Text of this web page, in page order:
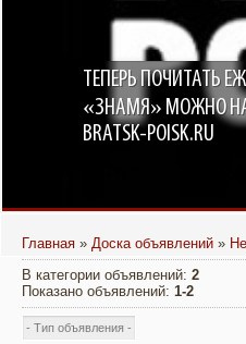
ТЕПЕРЬ ПОЧИТАТЬ
«ЗНАМЯ» МОЖНО
BRATSK-POISK.RU
Главная » Доска объявлений »
В категории объявлений: 2
Показано объявлений: 1-2